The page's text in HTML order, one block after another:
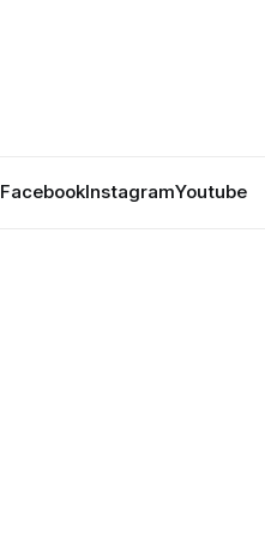
FacebookInstagramYoutube